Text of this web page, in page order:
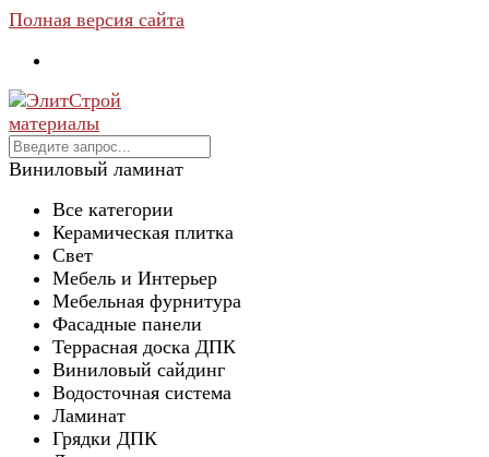
Полная версия сайта
Виниловый ламинат
Все категории
Керамическая плитка
Свет
Мебель и Интерьер
Мебельная фурнитура
Фасадные панели
Террасная доска ДПК
Виниловый сайдинг
Водосточная система
Ламинат
Грядки ДПК